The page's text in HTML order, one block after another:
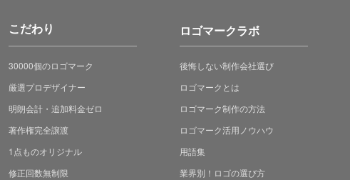
こだわり
30000個のロゴマーク
厳選プロデザイナー
明朗会計・追加料金ゼロ
著作権完全譲渡
1点ものオリジナル
修正回数無制限
ロゴマークラボ
後悔しない制作会社選び
ロゴマークとは
ロゴマーク制作の方法
ロゴマーク活用ノウハウ
用語集
業界別！ロゴの選び方